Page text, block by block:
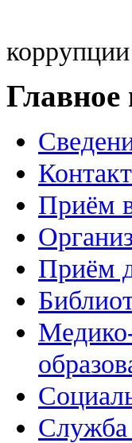
коррупции
Приём
Приём
Служба